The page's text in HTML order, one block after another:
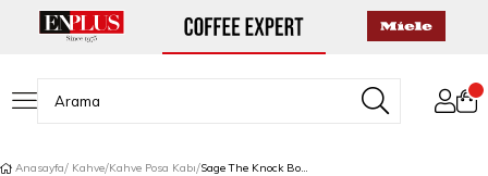
Anasayfa Kahve Kahve Posa Kabı Sage The Knock Box 20 Kahve Posa Kabı